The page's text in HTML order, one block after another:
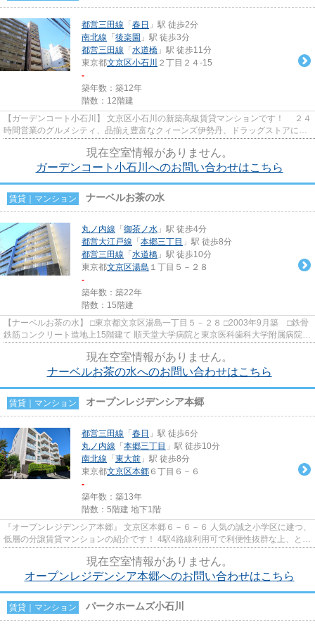
都営三田線 「 春日 」駅 徒歩2分
南北線 「 後楽園 」駅 徒歩3分
都営三田線 「 水道橋 」駅 徒歩11分
東京都文京区小石川 ２丁目２４-15
-
築年数：築12年
階数：12階建
【ガーデンコート小石川】 文京区小石川の新築高級賃貸マンションです！ ２４
時間営業のグルメシティ、品揃え豊富なクィーンズ伊勢丹、ドラッグストアに商
現在空室情報がありません。
ガーデンコート小石川へのお問い合わせはこちら
賃貸｜マンション ナーベルお茶の水
丸ノ内線 「 御茶ノ水 」駅 徒歩4分
都営大江戸線 「 本郷三丁目 」駅 徒歩8分
都営三田線 「 水道橋 」駅 徒歩10分
東京都文京区湯島 １丁目５－２８
-
築年数：築22年
階数：15階建
【ナーベルお茶の水】 □東京都文京区湯島一丁目５－２８ □2003年9月築 □鉄骨
鉄筋コンクリート造地上15階建て 順天堂大学病院と東京医科歯科大学附属病院の
現在空室情報がありません。
ナーベルお茶の水へのお問い合わせはこちら
賃貸｜マンション オープンレジデンシア本郷
都営三田線 「 春日 」駅 徒歩6分
丸ノ内線 「 本郷三丁目 」駅 徒歩10分
南北線 「 東大前 」駅 徒歩8分
東京都文京区本郷 ６丁目６－６
-
築年数：築13年
階数：5階建 地下1階
『オープンレジデンシア本郷』 文京区本郷６－６－６ 人気の誠之小学区に建つ、
低層の分譲賃貸マンションの紹介です！ 4駅4路線利用可で利便性抜群な上、とっ
現在空室情報がありません。
オープンレジデンシア本郷へのお問い合わせはこちら
賃貸｜マンション パークホームズ小石川